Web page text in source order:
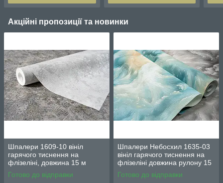
Акційні пропозиції та новинки
Шпалери 1609-10 вініл
гарячого тиснення на
флізеліні, довжина 15 м
ширина 1.06 м = 5 смуг по 3
м
Готово до відправки
Шпалери Небосхил 1635-03
вініл гарячого тиснення на
флізеліні довжина рулону 15
м ширина 1.06 м = 5 смуг по
3 м кожна
Готово до відправки